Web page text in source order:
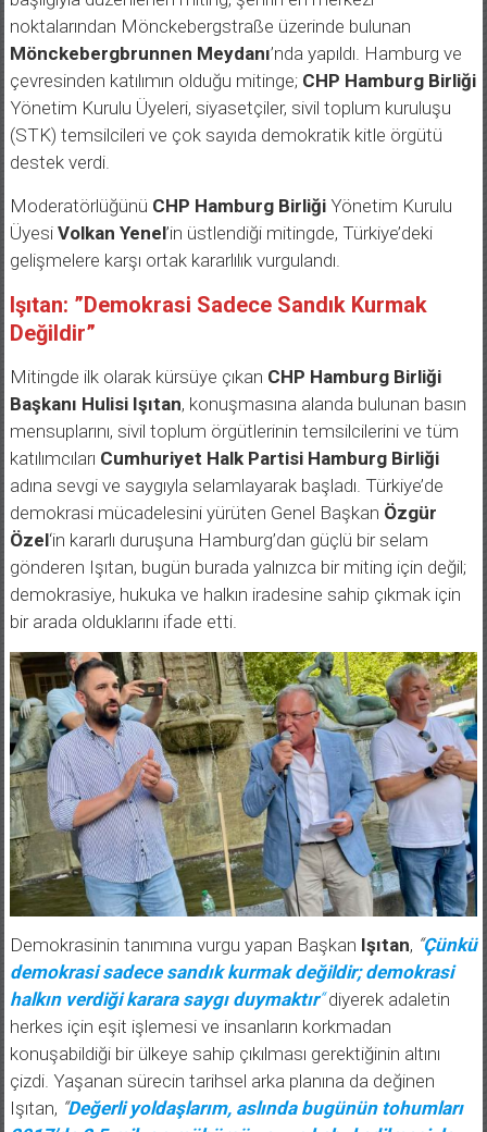
noktalarından Mönckebergstraße üzerinde bulunan
Mönckebergbrunnen Meydanı ’nda yapıldı. Hamburg ve
çevresinden katılımın olduğu mitinge;
CHP Hamburg Birliği
Yönetim Kurulu Üyeleri, siyasetçiler, sivil toplum kuruluşu
(STK) temsilcileri ve çok sayıda demokratik kitle örgütü
destek verdi.
Moderatörlüğünü CHP Hamburg Birliği Yönetim Kurulu
Üyesi Volkan Yenel’in üstlendiği mitingde, Türkiye’deki
gelişmelere karşı ortak kararlılık vurgulandı.
Işıtan: ”Demokrasi Sadece Sandık Kurmak
Değildir”
Mitingde ilk olarak kürsüye çıkan
CHP Hamburg Birliği
Başkanı Hulisi Işıtan
, konuşmasına alanda bulunan basın
mensuplarını, sivil toplum örgütlerinin temsilcilerini ve tüm
katılımcıları
Cumhuriyet Halk Partisi Hamburg Birliği
adına sevgi ve saygıyla selamlayarak başladı. Türkiye’de
demokrasi mücadelesini yürüten Genel Başkan
Özgür
Özel‘in kararlı duruşuna Hamburg’dan güçlü bir selam
gönderen Işıtan, bugün burada yalnızca bir miting için değil;
demokrasiye, hukuka ve halkın iradesine sahip çıkmak için
bir arada olduklarını ifade etti.
“Çünkü
demokrasi sadece sandık kurmak değildir; demokrasi
halkın verdiği karara saygı duymaktır“diyerek adaletin
herkes için eşit işlemesi ve insanların korkmadan
konuşabildiği bir ülkeye sahip çıkılması gerektiğinin altını
çizdi. Yaşanan sürecin tarihsel arka planına da değinen
Işıtan,
“Değerli yoldaşlarım, aslında bugünün tohumları
2017’de 2,5 milyon mühürsüz oyun kabul edilmesiyle